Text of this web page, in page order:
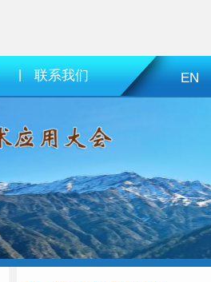
| 联系我们 EN